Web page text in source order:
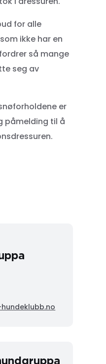
for alle
ikke har en
så mange
seg av
er
påmelding til å